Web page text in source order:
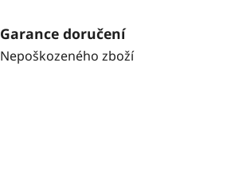
Garance doručení
Nepoškozeného zboží